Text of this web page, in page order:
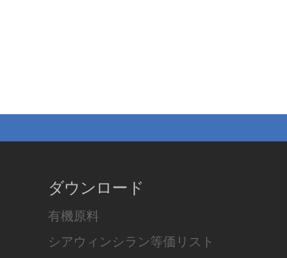
ダウンロード
有機原料
シアウィンシラン等価リスト